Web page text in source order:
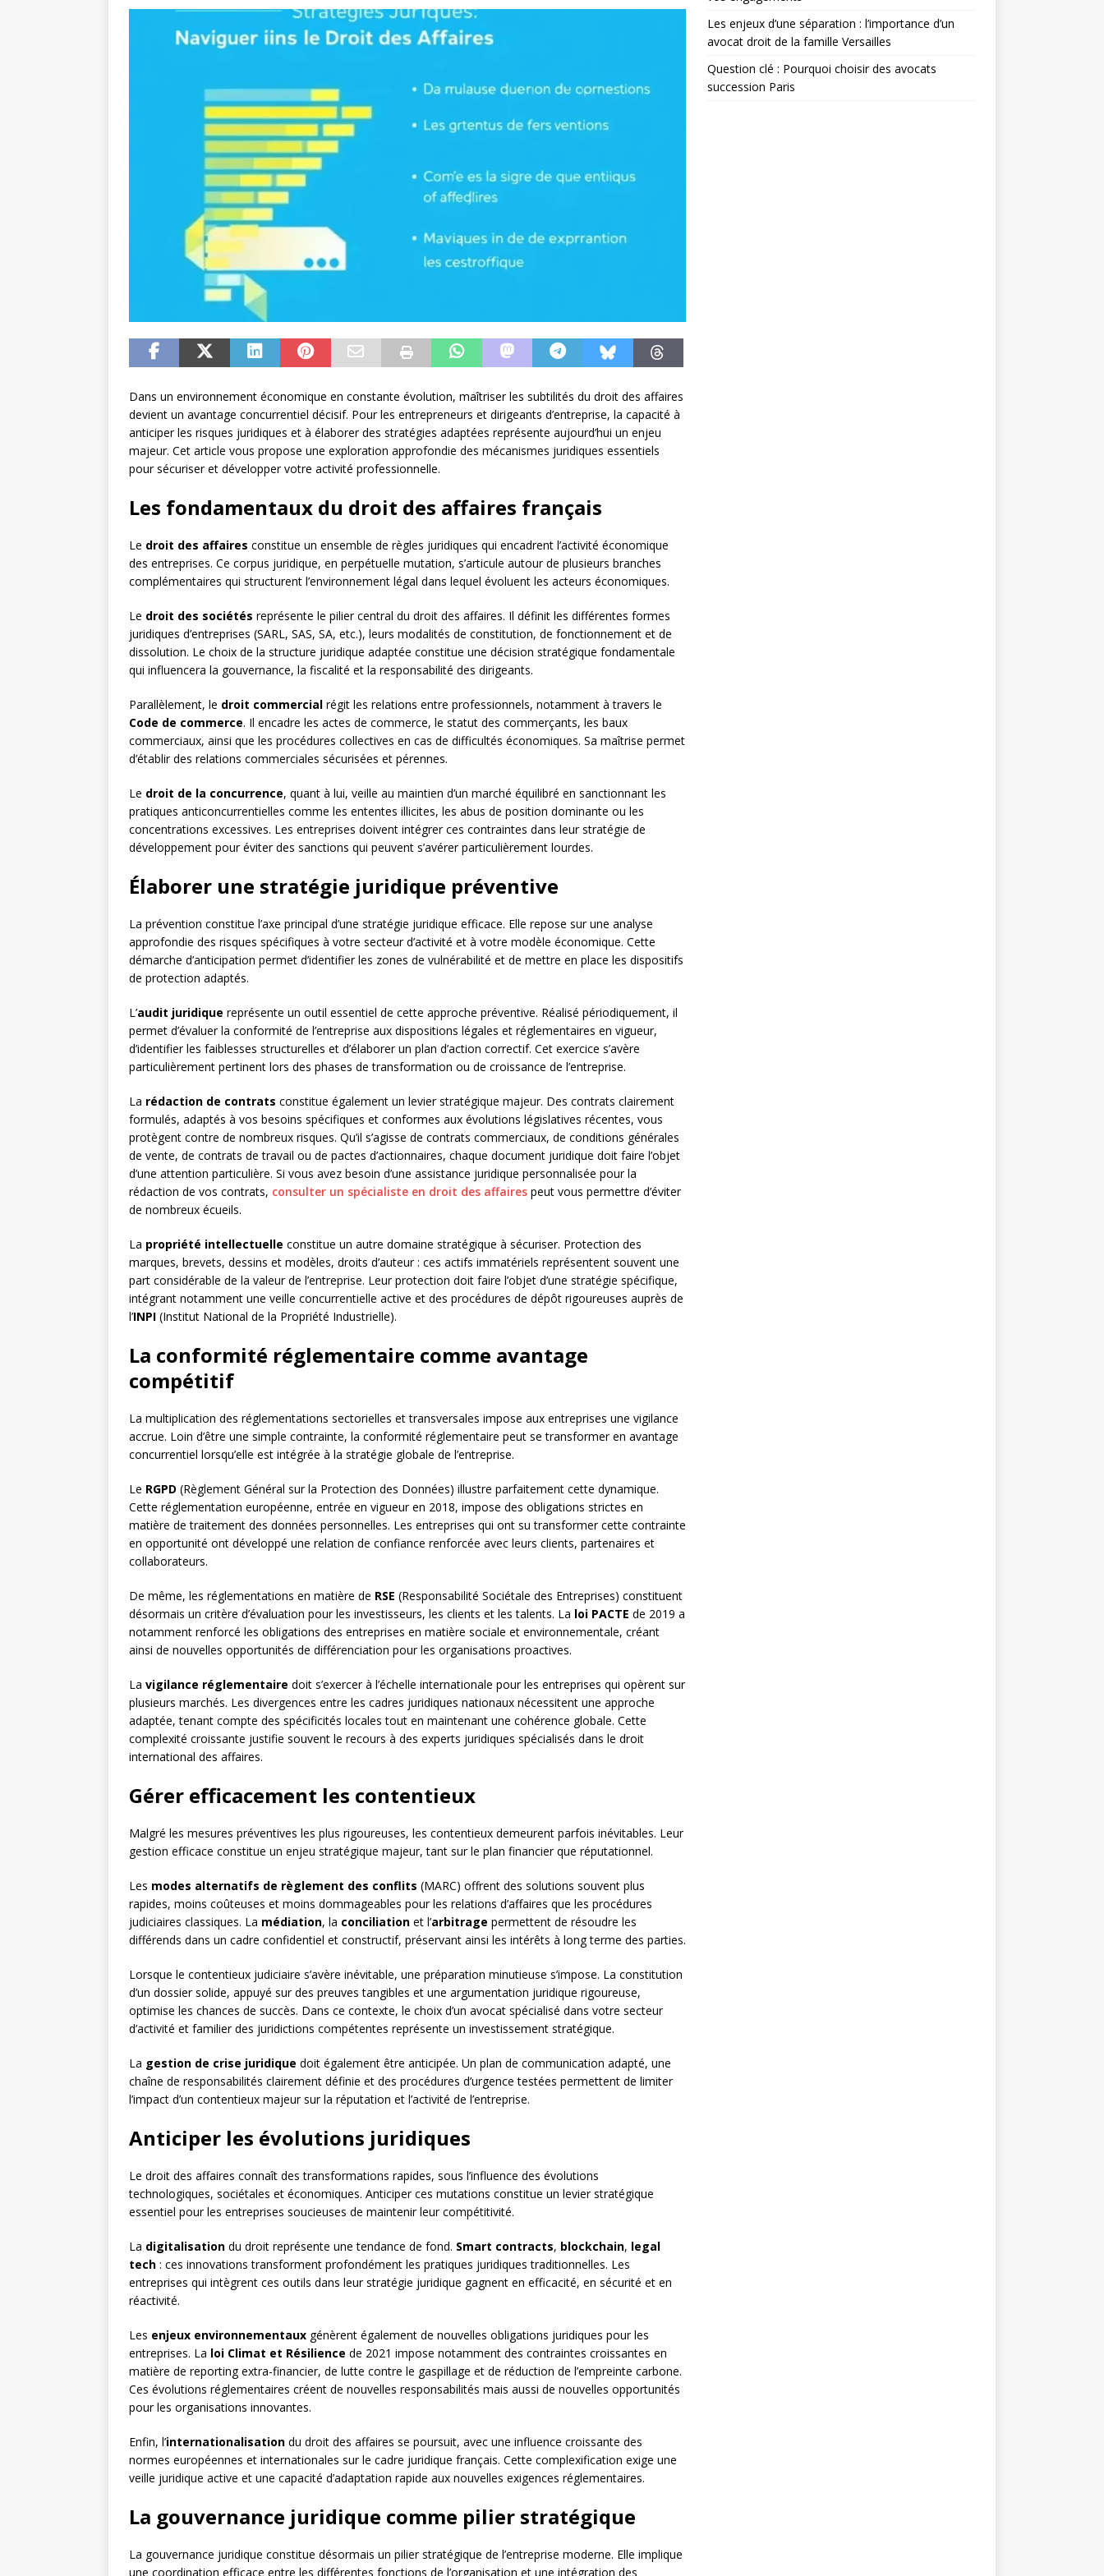
Dans un environnement économique en constante évolution, maîtriser les subtilités du droit des affaires
devient un avantage concurrentiel décisif. Pour les entrepreneurs et dirigeants d’entreprise, la capacité à
anticiper les risques juridiques et à élaborer des stratégies adaptées représente aujourd’hui un enjeu
majeur. Cet article vous propose une exploration approfondie des mécanismes juridiques essentiels
pour sécuriser et développer votre activité professionnelle.
Les fondamentaux du droit des affaires français
Le droit des affaires constitue un ensemble de règles juridiques qui encadrent l’activité économique
des entreprises. Ce corpus juridique, en perpétuelle mutation, s’articule autour de plusieurs branches
complémentaires qui structurent l’environnement légal dans lequel évoluent les acteurs économiques.
Le droit des sociétés représente le pilier central du droit des affaires. Il définit les différentes formes
juridiques d’entreprises (SARL, SAS, SA, etc.), leurs modalités de constitution, de fonctionnement et de
dissolution. Le choix de la structure juridique adaptée constitue une décision stratégique fondamentale
qui influencera la gouvernance, la fiscalité et la responsabilité des dirigeants.
Parallèlement, le droit commercial régit les relations entre professionnels, notamment à travers le
Code de commerce. Il encadre les actes de commerce, le statut des commerçants, les baux
commerciaux, ainsi que les procédures collectives en cas de difficultés économiques. Sa maîtrise permet
d’établir des relations commerciales sécurisées et pérennes.
Le droit de la concurrence, quant à lui, veille au maintien d’un marché équilibré en sanctionnant les
pratiques anticoncurrentielles comme les ententes illicites, les abus de position dominante ou les
concentrations excessives. Les entreprises doivent intégrer ces contraintes dans leur stratégie de
développement pour éviter des sanctions qui peuvent s’avérer particulièrement lourdes.
Élaborer une stratégie juridique préventive
La prévention constitue l’axe principal d’une stratégie juridique efficace. Elle repose sur une analyse
approfondie des risques spécifiques à votre secteur d’activité et à votre modèle économique. Cette
démarche d’anticipation permet d’identifier les zones de vulnérabilité et de mettre en place les dispositifs
de protection adaptés.
L’audit juridique représente un outil essentiel de cette approche préventive. Réalisé périodiquement, il
permet d’évaluer la conformité de l’entreprise aux dispositions légales et réglementaires en vigueur,
d’identifier les faiblesses structurelles et d’élaborer un plan d’action correctif. Cet exercice s’avère
particulièrement pertinent lors des phases de transformation ou de croissance de l’entreprise.
La rédaction de contrats constitue également un levier stratégique majeur. Des contrats clairement
formulés, adaptés à vos besoins spécifiques et conformes aux évolutions législatives récentes, vous
protègent contre de nombreux risques. Qu’il s’agisse de contrats commerciaux, de conditions générales
de vente, de contrats de travail ou de pactes d’actionnaires, chaque document juridique doit faire l’objet
d’une attention particulière. Si vous avez besoin d’une assistance juridique personnalisée pour la
rédaction de vos contrats, consulter un spécialiste en droit des affaires peut vous permettre d’éviter
de nombreux écueils.
La propriété intellectuelle constitue un autre domaine stratégique à sécuriser. Protection des
marques, brevets, dessins et modèles, droits d’auteur : ces actifs immatériels représentent souvent une
part considérable de la valeur de l’entreprise. Leur protection doit faire l’objet d’une stratégie spécifique,
intégrant notamment une veille concurrentielle active et des procédures de dépôt rigoureuses auprès de
l’INPI (Institut National de la Propriété Industrielle).
La conformité réglementaire comme avantage
compétitif
La multiplication des réglementations sectorielles et transversales impose aux entreprises une vigilance
accrue. Loin d’être une simple contrainte, la conformité réglementaire peut se transformer en avantage
concurrentiel lorsqu’elle est intégrée à la stratégie globale de l’entreprise.
Le RGPD (Règlement Général sur la Protection des Données) illustre parfaitement cette dynamique.
Cette réglementation européenne, entrée en vigueur en 2018, impose des obligations strictes en
matière de traitement des données personnelles. Les entreprises qui ont su transformer cette contrainte
en opportunité ont développé une relation de confiance renforcée avec leurs clients, partenaires et
collaborateurs.
De même, les réglementations en matière de RSE (Responsabilité Sociétale des Entreprises) constituent
désormais un critère d’évaluation pour les investisseurs, les clients et les talents. La loi PACTE de 2019 a
notamment renforcé les obligations des entreprises en matière sociale et environnementale, créant
ainsi de nouvelles opportunités de différenciation pour les organisations proactives.
La vigilance réglementaire doit s’exercer à l’échelle internationale pour les entreprises qui opèrent sur
plusieurs marchés. Les divergences entre les cadres juridiques nationaux nécessitent une approche
adaptée, tenant compte des spécificités locales tout en maintenant une cohérence globale. Cette
complexité croissante justifie souvent le recours à des experts juridiques spécialisés dans le droit
international des affaires.
Gérer efficacement les contentieux
Malgré les mesures préventives les plus rigoureuses, les contentieux demeurent parfois inévitables. Leur
gestion efficace constitue un enjeu stratégique majeur, tant sur le plan financier que réputationnel.
Les modes alternatifs de règlement des conflits (MARC) offrent des solutions souvent plus
rapides, moins coûteuses et moins dommageables pour les relations d’affaires que les procédures
judiciaires classiques. La médiation, la conciliation et l’arbitrage permettent de résoudre les
différends dans un cadre confidentiel et constructif, préservant ainsi les intérêts à long terme des parties.
Lorsque le contentieux judiciaire s’avère inévitable, une préparation minutieuse s’impose. La constitution
d’un dossier solide, appuyé sur des preuves tangibles et une argumentation juridique rigoureuse,
optimise les chances de succès. Dans ce contexte, le choix d’un avocat spécialisé dans votre secteur
d’activité et familier des juridictions compétentes représente un investissement stratégique.
La gestion de crise juridique doit également être anticipée. Un plan de communication adapté, une
chaîne de responsabilités clairement définie et des procédures d’urgence testées permettent de limiter
l’impact d’un contentieux majeur sur la réputation et l’activité de l’entreprise.
Anticiper les évolutions juridiques
Le droit des affaires connaît des transformations rapides, sous l’influence des évolutions
technologiques, sociétales et économiques. Anticiper ces mutations constitue un levier stratégique
essentiel pour les entreprises soucieuses de maintenir leur compétitivité.
La digitalisation du droit représente une tendance de fond. Smart contracts, blockchain, legal
tech : ces innovations transforment profondément les pratiques juridiques traditionnelles. Les
entreprises qui intègrent ces outils dans leur stratégie juridique gagnent en efficacité, en sécurité et en
réactivité.
Les enjeux environnementaux génèrent également de nouvelles obligations juridiques pour les
entreprises. La loi Climat et Résilience de 2021 impose notamment des contraintes croissantes en
matière de reporting extra-financier, de lutte contre le gaspillage et de réduction de l’empreinte carbone.
Ces évolutions réglementaires créent de nouvelles responsabilités mais aussi de nouvelles opportunités
pour les organisations innovantes.
Enfin, l’internationalisation du droit des affaires se poursuit, avec une influence croissante des
normes européennes et internationales sur le cadre juridique français. Cette complexification exige une
veille juridique active et une capacité d’adaptation rapide aux nouvelles exigences réglementaires.
La gouvernance juridique comme pilier stratégique
La gouvernance juridique constitue désormais un pilier stratégique de l’entreprise moderne. Elle implique
une coordination efficace entre les différentes fonctions de l’organisation et une intégration des
Les enjeux d’une séparation : l’importance d’un
avocat droit de la famille Versailles
Question clé : Pourquoi choisir des avocats
succession Paris